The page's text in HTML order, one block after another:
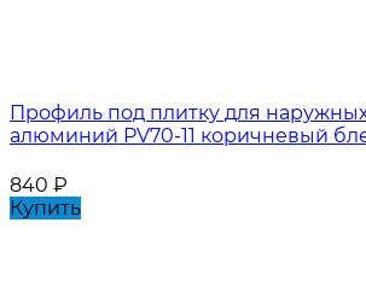
Профиль под плитку для
алюминий PV70-11 коричневый
840 ₽
Купить